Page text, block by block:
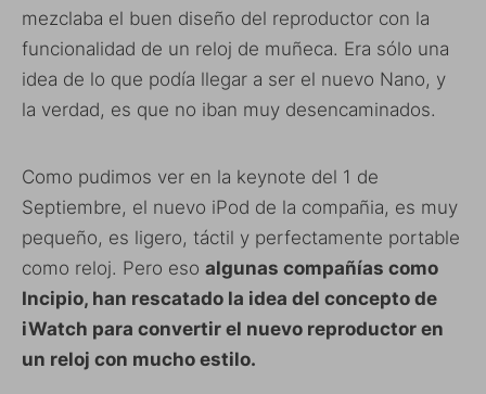
mezclaba el buen diseño del reproductor con la
funcionalidad de un reloj de muñeca. Era sólo una
idea de lo que podía llegar a ser el nuevo Nano, y
la verdad, es que no iban muy desencaminados.
Como pudimos ver en la keynote del 1 de
Septiembre, el nuevo iPod de la compañia, es muy
pequeño, es ligero, táctil y perfectamente portable
como reloj. Pero eso algunas compañías como
Incipio, han rescatado la idea del concepto de
iWatch para convertir el nuevo reproductor en
un reloj con mucho estilo.